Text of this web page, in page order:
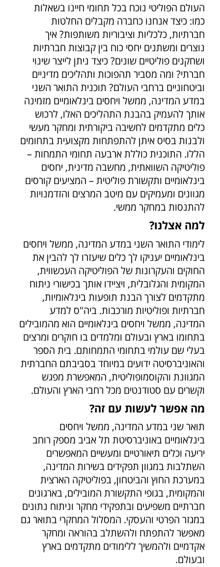
העולם הפוליטי נוכח בכל תחומי חיינו בשאלות
כמו: כיצד אנחנו כחברה מקבלים החלטות
חברתיות, כלכליות וציבוריות משותפות? איך
נוצרים ומשתנים יחסי כוח בין קבוצות חברתיות
ושחקנים פוליטיים שונים? כיצד ניתן לייצר שינוי
חברתי? ומה מסביר תהפוכות ותהליכים מדיניים
וביטחוניים ברחבי העולם? תוכנית התואר השני
במדע המדינה, ממשל ויחסים בינלאומיים מזמינה
אותך להעמיק בהבנת התהליכים האלו, לרכוש
כלים מתקדמים לחשיבה ביקורתית ומחקר מעשי
ולבנות בסיס איתן להתפתחות מקצועית בתחומים
הללו. התוכנית כוללת ארבעה תחומי התמחות –
פוליטיקה השוואתית, מחשבה מדינית, יחסים
בינלאומיים ותקשורת פוליטית – המציעים קורסים
מגוונים ומעמיקים עם מיטב המרצים והזדמנויות
להתנסות במחקר ממשי.
למה אצלנו?
לימודי התואר השני במדע המדינה, ממשל ויחסים
בינלאומיים יעניקו לך כלים שיעזרו לך להבין את
החוקים והעקרונות של הפוליטיקה העכשווית,
המקומית והגלובלית, ויציידו אותך בכישורי ניתוח
מתקדמים לצורך הבנת תופעות בינלאומיות,
חברתיות ופוליטיות מורכבות. ביה"ס למדע
המדינה, ממשל ויחסים בינלאומיים הוא מהמובילים
בתחומו בארץ ובעולם ומלמדים בו חוקרים ומרצים
בעלי שם עולמי בתחומי התמחותם. בית הספר
והאוניברסיטה ידועים במיוחד בסביבתם החברתית
המגוונת והקוסמופוליטית, המאפשרת מפגש
וקשרים עם סטודנטים מכל רחבי הארץ והעולם.
מה אפשר לעשות עם זה?
תואר שני במדע המדינה, ממשל ויחסים
בינלאומיים באוניברסיטת תל אביב מספק רוחב
יריעה וכלים תיאורטיים ומעשיים המאפשרים
השתלבות במגוון תפקידים בשירות המדינה,
במערכת החוץ והביטחון, בפוליטיקה הארצית
והמקומית, בגופי התקשורת המובילים, בארגונים
חברתיים משפיעים ובתפקידי מחקר וניתוח נתונים
במגזר הפרטי והעסקי. המסלול המחקרי בתואר גם
מאפשר להתפתח ולהשתלב בהוראה ומחקר
אקדמיים ולהמשיך ללימודים מתקדמים בארץ
ובעולם.